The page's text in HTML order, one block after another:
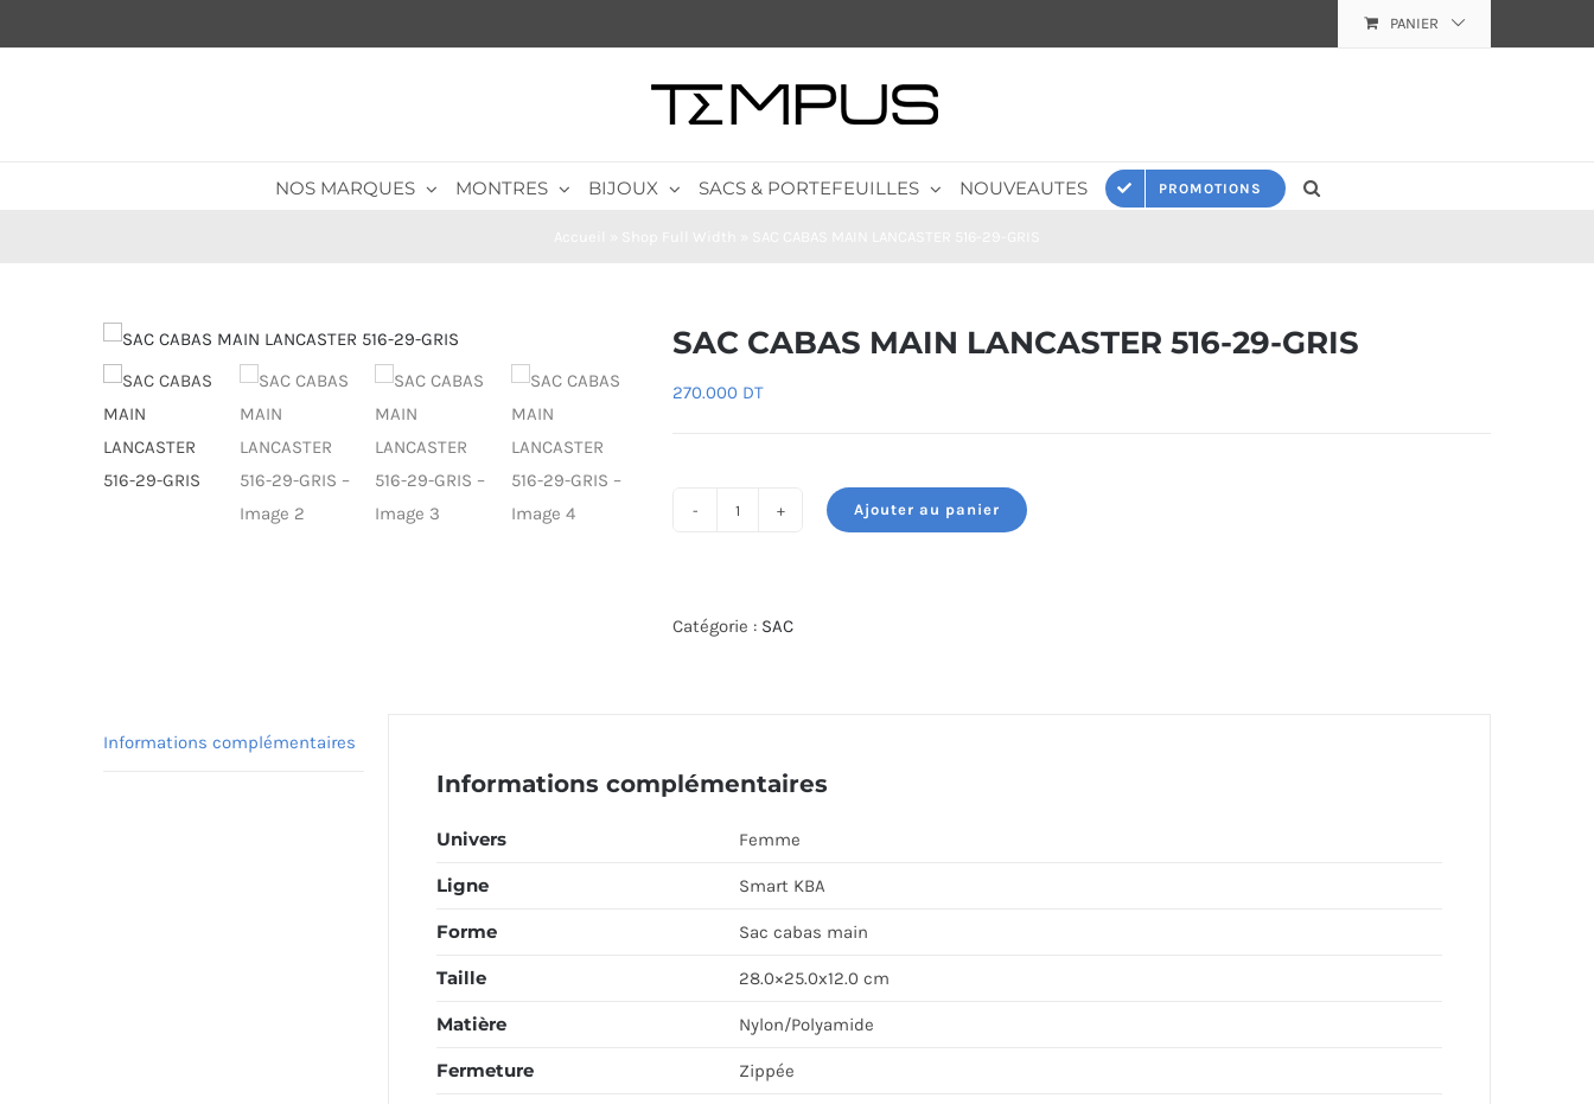
au
PANIER
NOS MARQUES MONTRES BIJOUX SACS & PORTEFEUILLES NOUVEAUTES PROMOTIONS
SAC CABAS MAIN LANCASTER 516-29-GRIS
270.000 DT
CABAS
GRIS
Ajouter au panier
Catégorie : SAC
Informations complémentaires
Informations complémentaires
Univers Femme
Ligne Smart KBA
Forme Sac cabas main
Taille 28.0×25.0x12.0 cm
Matière Nylon/Polyamide
Fermeture Zippée